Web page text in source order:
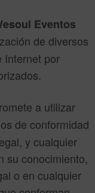
Eventos
de diversos
Internet por
a utilizar
de conformidad
y cualquier
su conocimiento,
o en cualquier